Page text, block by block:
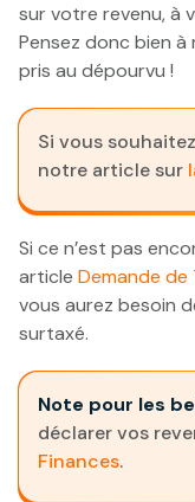
sur votre revenu, à
Pensez donc bien
pris au dépourvu !
Si vous
notre article sur
Si ce n’est pas
article Demande de
vous aurez besoin
surtaxé.
Note pour les
déclarer vos
Finances.